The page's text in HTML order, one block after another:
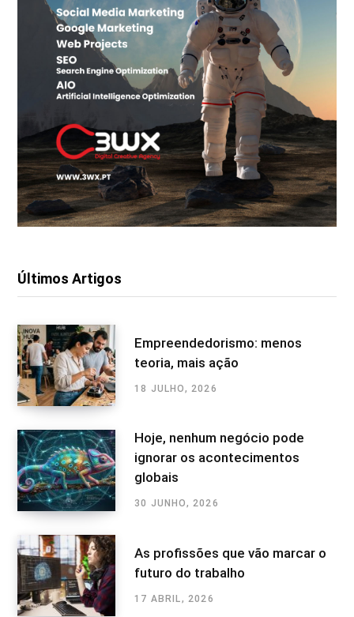
Últimos Artigos
Empreendedorismo: menos
teoria, mais ação
18 JULHO, 2026
Hoje, nenhum negócio pode
ignorar os acontecimentos
globais
30 JUNHO, 2026
As profissões que vão marcar o
futuro do trabalho
17 ABRIL, 2026